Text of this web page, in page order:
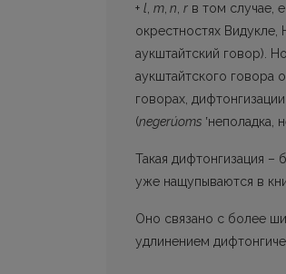
+ l, m, n, r в том случае,
окрестностях
аукштайтский говор).
аукштайтского говора
говорах,
(negerúoms ʽнеполадка,
Такая дифтонгизация –
уже нащупываются в
Оно связано с более
удлинением